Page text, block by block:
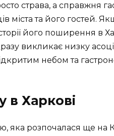
страва, а справжня
міста та його гостей.
його поширення в
викликає низку
небом та
в Харкові
яка розпочалася ще на